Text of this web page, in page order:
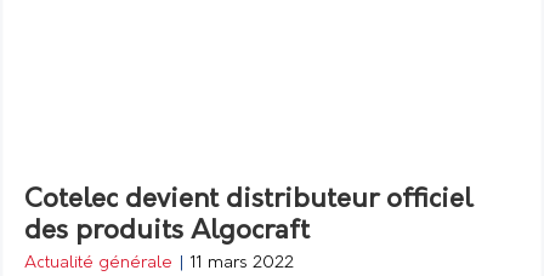
Cotelec devient distributeur officiel
des produits Algocraft
Actualité générale 11 mars 2022